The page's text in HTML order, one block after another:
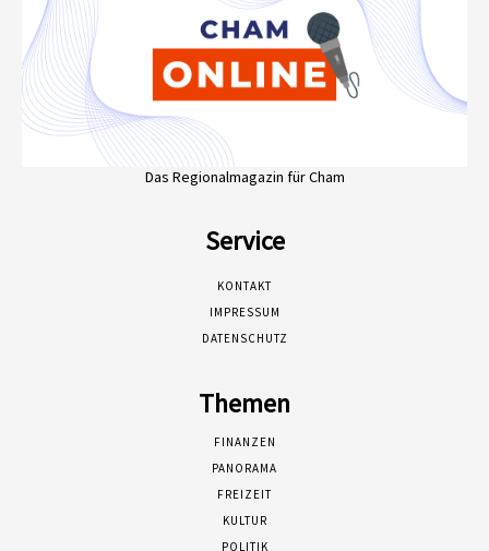
Das Regionalmagazin für Cham
Service
KONTAKT
IMPRESSUM
DATENSCHUTZ
Themen
FINANZEN
PANORAMA
FREIZEIT
KULTUR
POLITIK